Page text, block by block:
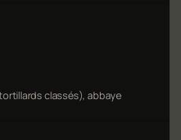
classés), abbaye